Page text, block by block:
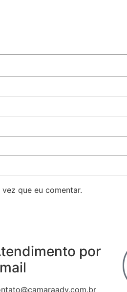
que eu comentar.
por